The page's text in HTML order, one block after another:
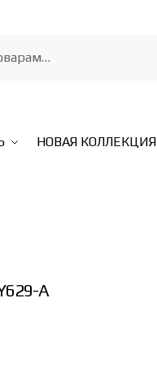
НОВАЯ КОЛЛЕКЦИЯ
A